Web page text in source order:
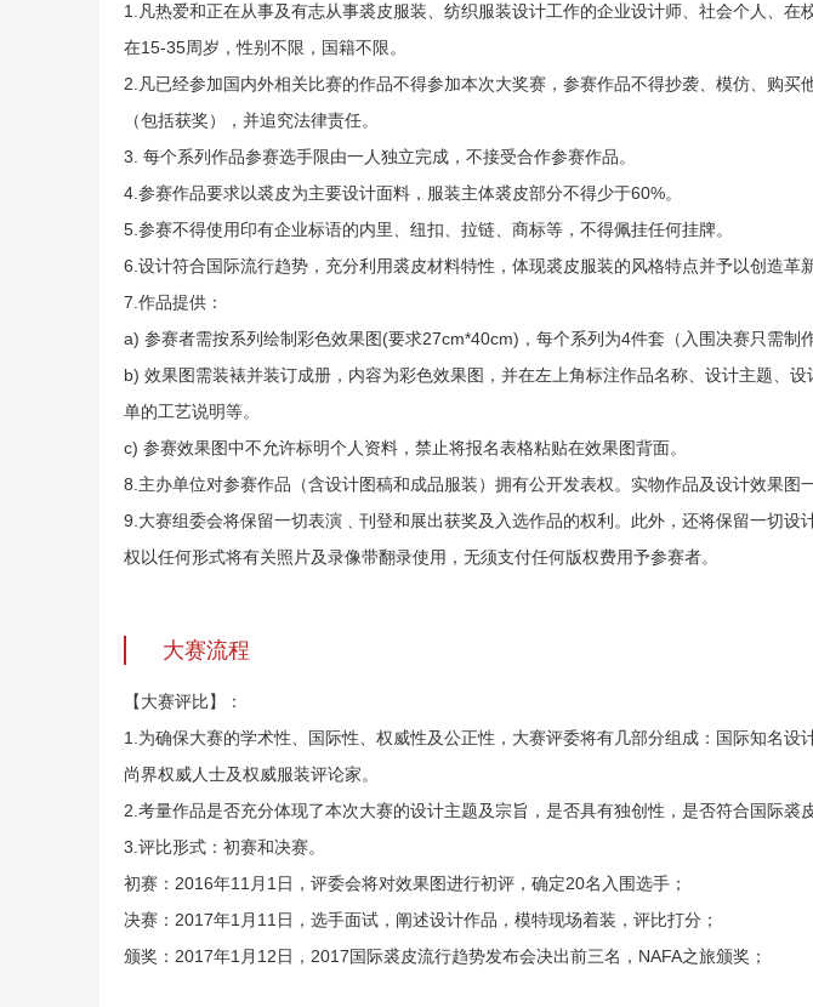
1.凡热爱和正在从事及有志从事裘皮服装、纺织服装设计工作的企业设计师、社会个人、在
在15-35周岁，性别不限，国籍不限。
2.凡已经参加国内外相关比赛的作品不得参加本次大奖赛，参赛作品不得抄袭、模仿、购买
（包括获奖），并追究法律责任。
3. 每个系列作品参赛选手限由一人独立完成，不接受合作参赛作品。
4.参赛作品要求以裘皮为主要设计面料，服装主体裘皮部分不得少于60%。
5.参赛不得使用印有企业标语的内里、纽扣、拉链、商标等，不得佩挂任何挂牌。
6.设计符合国际流行趋势，充分利用裘皮材料特性，体现裘皮服装的风格特点并予以创造革
7.作品提供：
a) 参赛者需按系列绘制彩色效果图(要求27cm*40cm)，每个系列为4件套（入围决赛只需制
b) 效果图需装裱并装订成册，内容为彩色效果图，并在左上角标注作品名称、设计主题、
单的工艺说明等。
c) 参赛效果图中不允许标明个人资料，禁止将报名表格粘贴在效果图背面。
8.主办单位对参赛作品（含设计图稿和成品服装）拥有公开发表权。实物作品及设计效果图
9.大赛组委会将保留一切表演﹑刊登和展出获奖及入选作品的权利。此外，还将保留一切设
权以任何形式将有关照片及录像带翻录使用，无须支付任何版权费用予参赛者。
大赛流程
【大赛评比】：
1.为确保大赛的学术性、国际性、权威性及公正性，大赛评委将有几部分组成：国际知名设
尚界权威人士及权威服装评论家。
2.考量作品是否充分体现了本次大赛的设计主题及宗旨，是否具有独创性，是否符合国际裘
3.评比形式：初赛和决赛。
初赛：2016年11月1日，评委会将对效果图进行初评，确定20名入围选手；
决赛：2017年1月11日，选手面试，阐述设计作品，模特现场着装，评比打分；
颁奖：2017年1月12日，2017国际裘皮流行趋势发布会决出前三名，NAFA之旅颁奖；